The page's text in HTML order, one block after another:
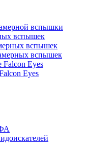
вспышки
вспышек
вспышек
вспышек
Eyes
Eyes